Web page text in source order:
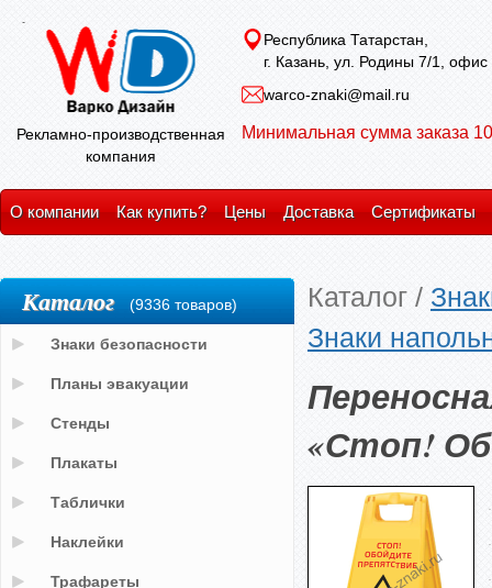
Рекламно-производственная
компания
Республика Татарстан,
г. Казань, ул. Родины 7/1, офис
warco-znaki@mail.ru
Минимальная сумма заказа
О компании Как купить? Цены Доставка Сертификаты
Каталог /
Знаки
«Стоп!
Каталог (9336 товаров)
Знаки безопасности
Планы эвакуации
Стенды
Плакаты
Таблички
Наклейки
Трафареты